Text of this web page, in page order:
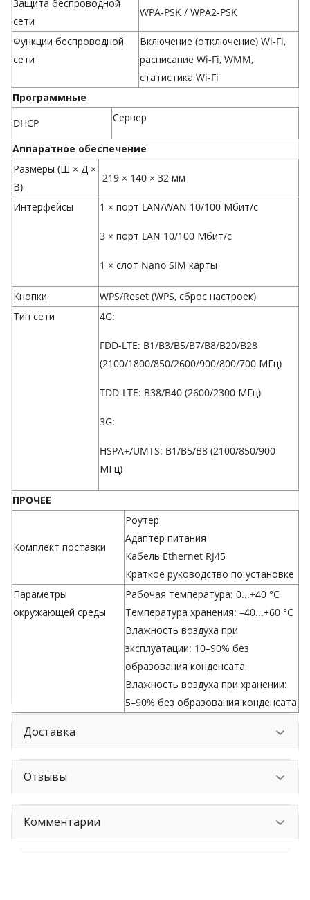
Защита беспроводной
сети
WPA-PSK / WPA2-PSK
Функции беспроводной
сети
Включение (отключение) Wi-Fi,
расписание Wi-Fi, WMM,
статистика Wi-Fi
Программные
DHCP
Сервер
Аппаратное обеспечение
Размеры (Ш × Д ×
В)
219 × 140 × 32 мм
Интерфейсы 1 × порт LAN/WAN 10/100 Мбит/с
3 × порт LAN 10/100 Мбит/с
1 × слот Nano SIM карты
Кнопки
WPS/Reset (WPS, сброс настроек)
Тип сети
4G:
FDD-LTE: B1/B3/B5/B7/B8/B20/B28
(2100/1800/850/2600/900/800/700 МГц)
TDD-LTE: B38/B40 (2600/2300 МГц)
3G:
HSPA+/UMTS: B1/B5/B8 (2100/850/900
МГц)
ПРОЧЕЕ
Комплект поставки
Роутер
Адаптер питания
Кабель Ethernet RJ45
Краткое руководство по установке
Параметры
окружающей среды
Рабочая температура: 0...+40 °C
Температура хранения: –40...+60 °C
Влажность воздуха при
эксплуатации: 10–90% без
образования конденсата
Влажность воздуха при хранении:
5–90% без образования конденсата
Доставка
Отзывы
Комментарии